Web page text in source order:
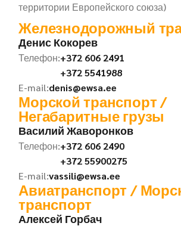
территории Европейского союза)
Железнодорожный
Денис Кокорев
Телефон:+372 606 2491
+372 5541988
E-mail:denis@ewsa.ee
Морской транспорт /
Негабаритные грузы
Василий Жаворонков
Телефон:+372 606 2490
+372 55900275
E-mail:vassili@ewsa.ee
Авиатранспорт /
транспорт
Алексей Горбач